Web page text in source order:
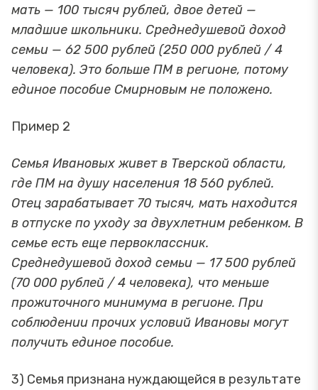
мать — 100 тысяч рублей, двое детей —
младшие школьники. Среднедушевой доход
семьи — 62 500 рублей (250 000 рублей / 4
человека). Это больше ПМ в регионе, потому
единое пособие Смирновым не положено.
Пример 2
Семья Ивановых живет в Тверской области,
где ПМ на душу населения 18 560 рублей.
Отец зарабатывает 70 тысяч, мать находится
в отпуске по уходу за двухлетним ребенком. В
семье есть еще первоклассник.
Среднедушевой доход семьи — 17 500 рублей
(70 000 рублей / 4 человека), что меньше
прожиточного минимума в регионе. При
соблюдении прочих условий Ивановы могут
получить единое пособие.
3) Семья признана нуждающейся в результате